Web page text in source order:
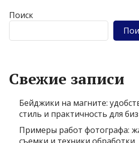
Поиск
Свежие записи
Бейджики на магните:
стиль и практичность для
Примеры работ фотографа: